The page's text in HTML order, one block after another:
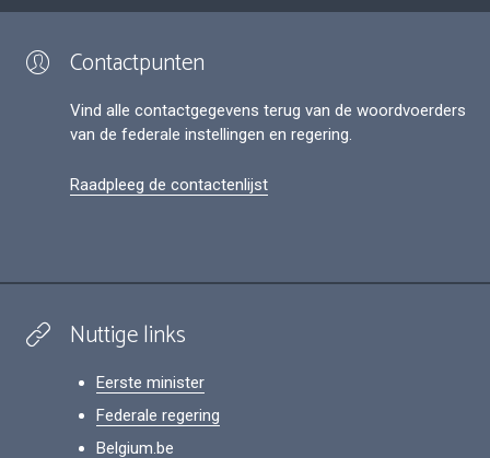
Contactpunten
Vind alle contactgegevens terug van de woordvoerders
van de federale instellingen en regering.
Raadpleeg de contactenlijst
Nuttige links
Eerste minister
Federale regering
Belgium.be